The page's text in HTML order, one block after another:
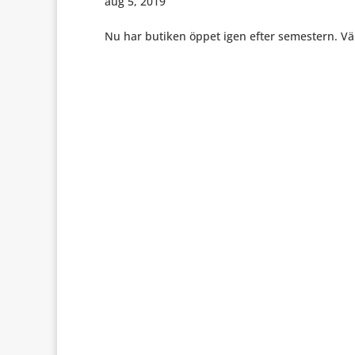
Nu har butiken öppet igen efter semestern.